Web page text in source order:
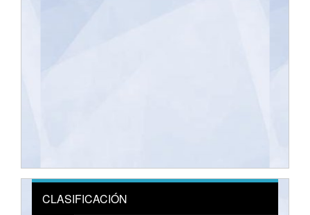
CLASIFICACIÓN